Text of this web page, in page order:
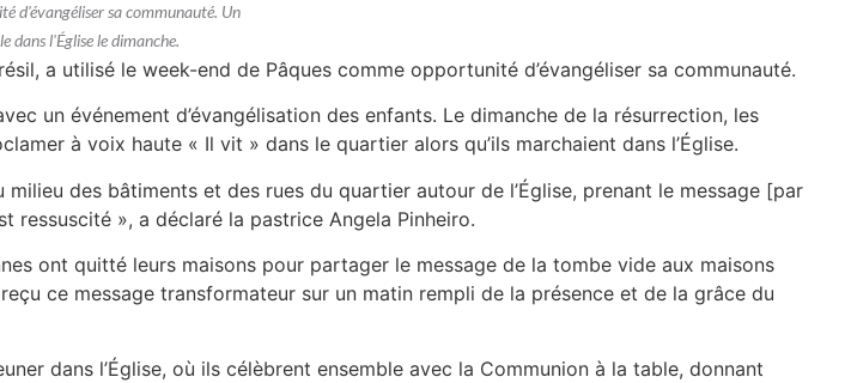
d'évangéliser sa communauté. Un
dans l'Église le dimanche.
a utilisé le week-end de Pâques comme opportunité d’évangéliser sa communauté.
un événement d’évangélisation des enfants. Le dimanche de la résurrection, les
à voix haute « Il vit » dans le quartier alors qu’ils marchaient dans l’Église.
des bâtiments et des rues du quartier autour de l’Église, prenant le message [par
ressuscité », a déclaré la pastrice Angela Pinheiro.
ont quitté leurs maisons pour partager le message de la tombe vide aux maisons
ce message transformateur sur un matin rempli de la présence et de la grâce du
dans l’Église, où ils célèbrent ensemble avec la Communion à la table, donnant